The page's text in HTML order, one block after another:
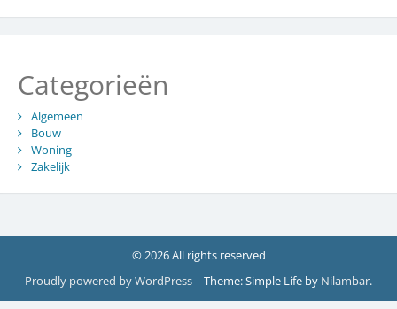
Categorieën
Algemeen
Bouw
Woning
Zakelijk
© 2026 All rights reserved
Proudly powered by WordPress | Theme: Simple Life by Nilambar.